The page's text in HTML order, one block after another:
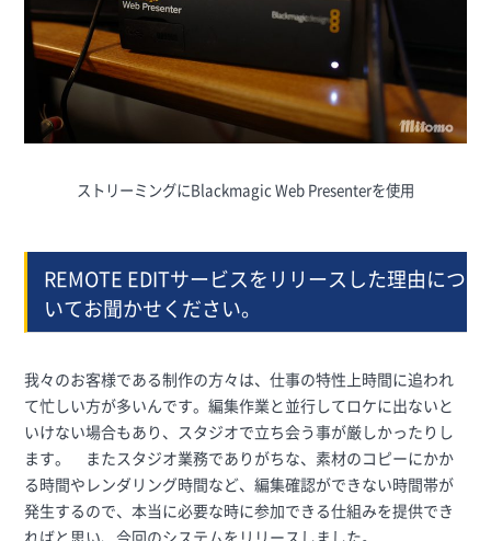
ストリーミングにBlackmagic Web Presenterを使用
REMOTE EDITサービスをリリースした理由につ
いてお聞かせください。
我々のお客様である制作の方々は、仕事の特性上時間に追われ
て忙しい方が多いんです。編集作業と並行してロケに出ないと
いけない場合もあり、スタジオで立ち会う事が厳しかったりし
ます。 またスタジオ業務でありがちな、素材のコピーにかか
る時間やレンダリング時間など、編集確認ができない時間帯が
発生するので、本当に必要な時に参加できる仕組みを提供でき